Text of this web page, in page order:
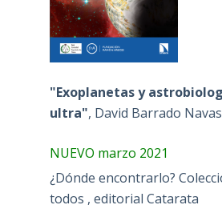
"Exoplanetas y
ultra", David Barrado
NUEVO marzo 2021
¿Dónde encontrarlo?
todos , editorial Catarata